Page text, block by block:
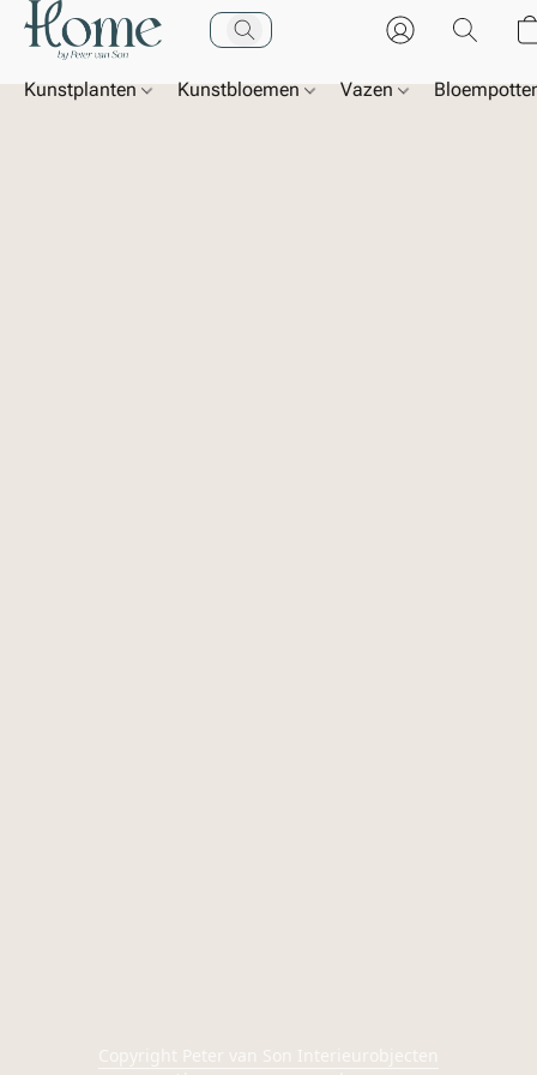
Kunstplanten Kunstbloemen Vazen
Copyright Peter van Son Interieurobjecten